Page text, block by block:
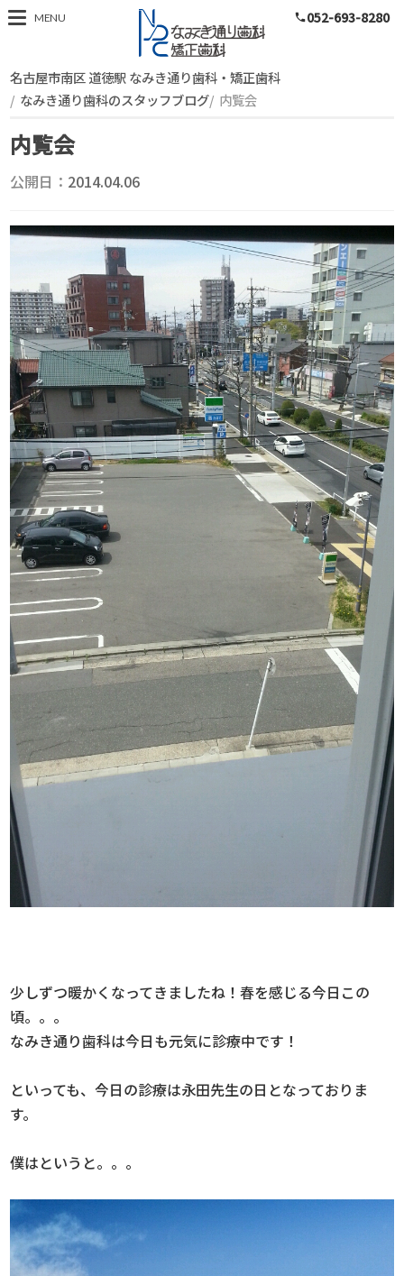
スタッフブログ
MENU phone052-693-8280
名古屋市南区 道徳駅 なみき通り歯科・矯正歯科
なみき通り歯科のスタッフブログ 内覧会
内覧会
公開日： 2014.04.06
少しずつ暖かくなってきましたね！春を感じる今日この
頃。。。
なみき通り歯科は今日も元気に診療中です！
といっても、今日の診療は永田先生の日となっておりま
す。
僕はというと。。。